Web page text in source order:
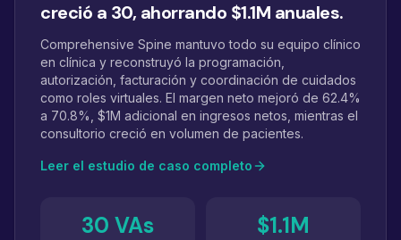
creció a 30, ahorrando $1.1M anuales.
Comprehensive Spine mantuvo todo su equipo clínico
en clínica y reconstruyó la programación,
autorización, facturación y coordinación de cuidados
como roles virtuales. El margen neto mejoró de 62.4%
a 70.8%, $1M adicional en ingresos netos, mientras el
consultorio creció en volumen de pacientes.
Leer el estudio de caso completo
30 VAs $1.1M